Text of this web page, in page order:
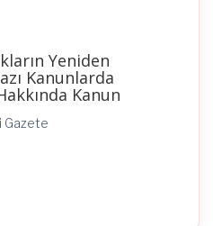
Yeniden
Kanunlarda
Kanun
Gazete